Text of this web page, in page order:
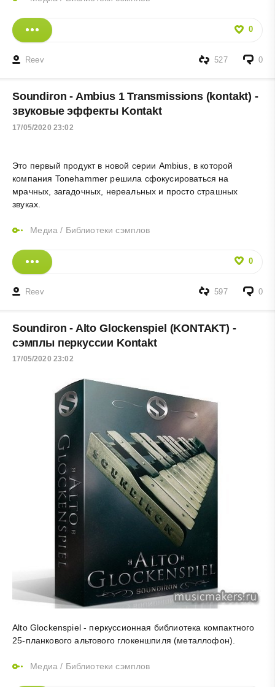
0
Reev 0
527
Soundiron - Ambius 1 Transmissions (kontakt) -
звуковые эффекты Kontakt
17/05/2020 23:02
Это первый продукт в новой серии Ambius, в которой
компания Tonehammer решила сфокусироваться на
мрачных, загадочных, нереальных и просто страшных
звуках.
Медиа / Библиотеки сэмплов
0
Reev 0
597
Soundiron - Alto Glockenspiel (KONTAKT) -
сэмплы перкуссии Kontakt
17/05/2020 23:02
Alto Glockenspiel - перкуссионная библиотека компактного
25-планкового альтового глокеншпиля (металлофон).
Медиа / Библиотеки сэмплов